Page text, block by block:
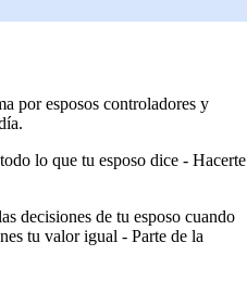
por esposos controladores y
lo que tu esposo dice - Hacerte
decisiones de tu esposo cuando
tu valor igual - Parte de la